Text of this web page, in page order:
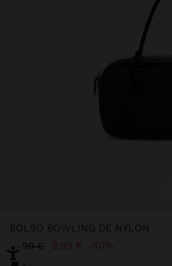
BOLSO BOWLING DE NYLON
19,99 €
9,99 € 50%